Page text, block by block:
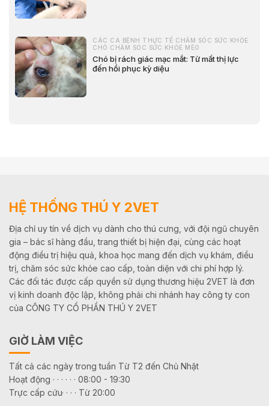
CÁC CA BỆNH THỰC TẾ CHĂM SÓC SỨC KHỎE
CHÓ CHĂM SÓC SỨC KHỎE MÈO
Chó bị rách giác mạc mắt: Từ mất thị lực
đến hồi phục kỳ diệu
HỆ THỐNG THÚ Y 2VET
Địa chỉ uy tín về dịch vụ dành cho thú cưng, với đội ngũ chuyên
gia – bác sĩ hàng đầu, trang thiết bị hiện đại, cùng các hoạt
động điều trị hiệu quả, khoa học mang đến dịch vụ khám, điều
trị, chăm sóc sức khỏe cao cấp, toàn diện với chi phí hợp lý.
Các đối tác được cấp quyền sử dụng thương hiệu 2VET là đơn
vị kinh doanh độc lập, không phải chi nhánh hay công ty con
của CÔNG TY CỔ PHẦN THÚ Y 2VET
GIỜ LÀM VIỆC
Tất cả các ngày trong tuần Từ T2 đến Chủ Nhật
Hoạt động · · · · · · 08:00 - 19:30
Trực cấp cứu· · · · Từ 20:00